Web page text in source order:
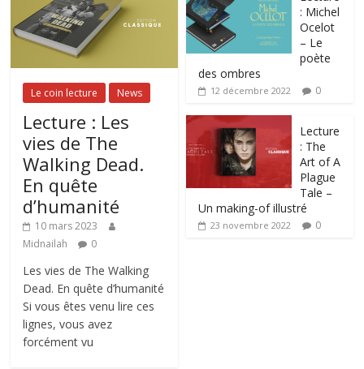
Le coin lecture News
Lecture : Les
vies de The
Walking Dead.
En quête
d’humanité
10 mars 2023
Midnailah
0
Les vies de The Walking
Dead. En quête d’humanité
Si vous êtes venu lire ces
lignes, vous avez
forcément vu
: Michel
Ocelot
– Le
poète
des ombres
12 décembre 2022 0
Lecture
: The
Art of A
Plague
Tale –
Un making-of illustré
23 novembre 2022 0